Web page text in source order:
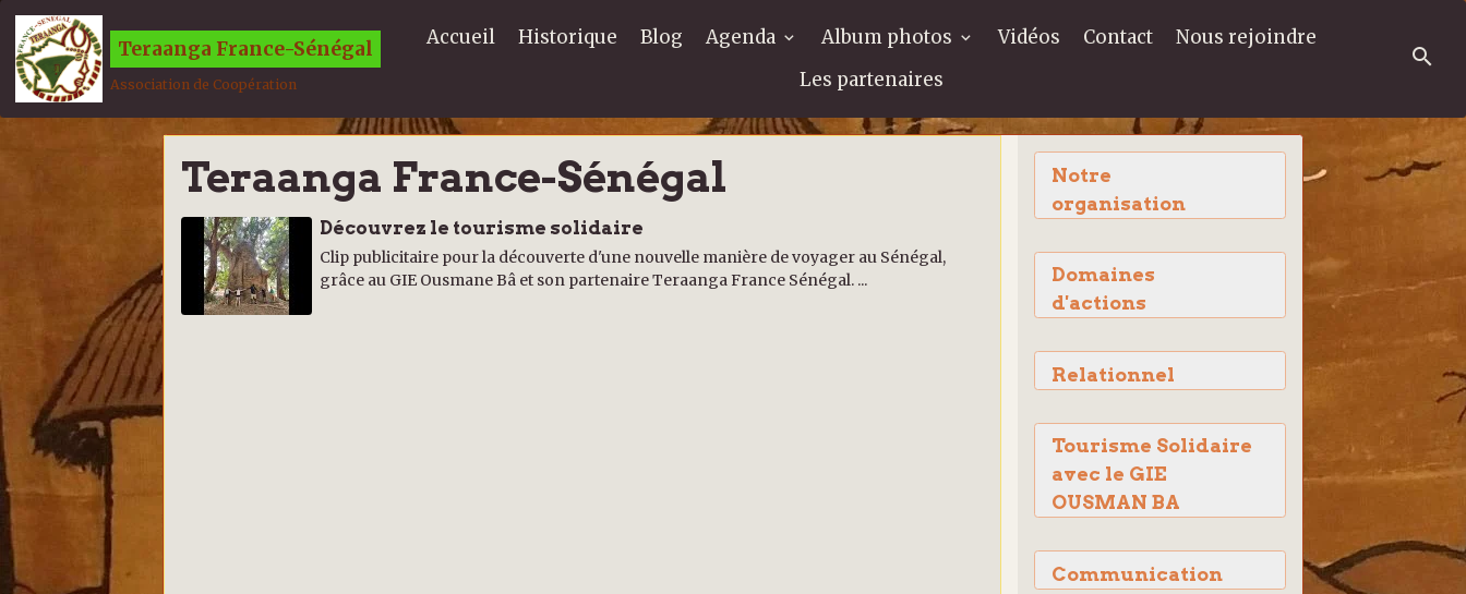
Teraanga France-Sénégal
Association de Coopération
Accueil Historique Blog Agenda Album photos Vidéos Contact
Nous rejoindre
Les partenaires
Teraanga France-Sénégal
Découvrez le tourisme solidaire
Clip publicitaire pour la découverte d'une nouvelle manière de voyager au Sénégal,
grâce au GIE Ousmane Bâ et son partenaire Teraanga France Sénégal. ...
Notre
organisation
Domaines
d'actions
Relationnel
Tourisme Solidaire
avec le GIE
OUSMAN BA
Communication